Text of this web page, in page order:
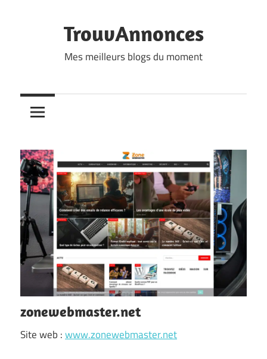
TrouvAnnonces
Mes meilleurs blogs du moment
zonewebmaster.net
Site web :www.zonewebmaster.net